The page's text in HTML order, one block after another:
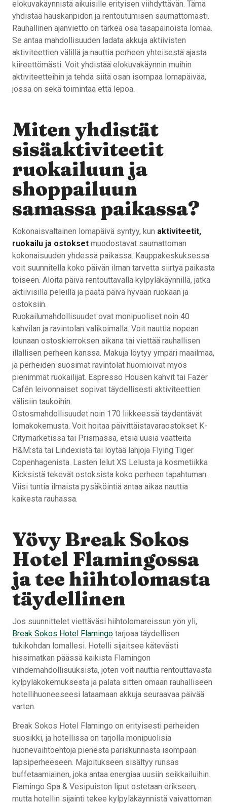
elokuvakäynnistä aikuisille erityisen viihdyttävän. Tämä
yhdistää hauskanpidon ja rentoutumisen saumattomasti.
Rauhallinen ajanvietto on tärkeä osa tasapainoista lomaa.
Se antaa mahdollisuuden ladata akkuja aktiivisten
aktiviteettien välillä ja nauttia perheen yhteisestä ajasta
kiireettömästi. Voit yhdistää elokuvakäynnin muihin
aktiviteetteihin ja tehdä siitä osan isompaa lomapäivää,
jossa on sekä toimintaa että lepoa.
Miten yhdistät
sisäaktiviteetit
ruokailuun ja
shoppailuun
samassa paikassa?
Kokonaisvaltainen lomapäivä syntyy, kun aktiviteetit,
ruokailu ja ostokset muodostavat saumattoman
kokonaisuuden yhdessä paikassa. Kauppakeskuksessa
voit suunnitella koko päivän ilman tarvetta siirtyä paikasta
toiseen. Aloita päivä rentouttavalla kylpyläkäynnillä, jatka
aktiivisilla peleillä ja päätä päivä hyvään ruokaan ja
ostoksiin.
Ruokailumahdollisuudet ovat monipuoliset noin 40
kahvilan ja ravintolan valikoimalla. Voit nauttia nopean
lounaan ostoskierroksen aikana tai viettää rauhallisen
illallisen perheen kanssa. Makuja löytyy ympäri maailmaa,
ja perheiden suosimat ravintolat huomioivat myös
pienimmät ruokailijat. Espresso Housen kahvit tai Fazer
Cafén leivonnaiset sopivat täydellisesti aktiviteettien
välisiin taukoihin.
Ostosmahdollisuudet noin 170 liikkeessä täydentävät
lomakokemusta. Voit hoitaa päivittäistavaraostokset K-
Citymarketissa tai Prismassa, etsiä uusia vaatteita
H&M:stä tai Lindexistä tai löytää lahjoja Flying Tiger
Copenhagenista. Lasten lelut XS Lelusta ja kosmetiikka
Kicksistä tekevät ostoksista koko perheen tapahtuman.
Viisi tuntia ilmaista pysäköintiä antaa aikaa nauttia
kaikesta rauhassa.
Yövy Break Sokos
Hotel Flamingossa
ja tee hiihtolomasta
täydellinen
Jos suunnittelet viettäväsi hiihtolomareissun yön yli,
Break Sokos Hotel Flamingo tarjoaa täydellisen
tukikohdan lomallesi. Hotelli sijaitsee kätevästi
hissimatkan päässä kaikista Flamingon
viihdemahdollisuuksista, joten voit nauttia rentouttavasta
kylpyläkokemuksesta ja palata sitten omaan rauhalliseen
hotellihuoneeseesi lataamaan akkuja seuraavaa päivää
varten.
Break Sokos Hotel Flamingo on erityisesti perheiden
suosikki, ja hotellissa on tarjolla monipuolisia
huonevaihtoehtoja pienestä pariskunnasta isompaan
lapsiperheeseen. Majoitukseen sisältyy runsas
buffetaamiainen, joka antaa energiaa uusiin seikkailuihin.
Flamingo Spa & Vesipuiston liput ostetaan erikseen,
mutta hotellin sijainti tekee kylpyläkäynnistä vaivattoman